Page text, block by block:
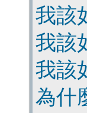
我該
我該
我該
為什